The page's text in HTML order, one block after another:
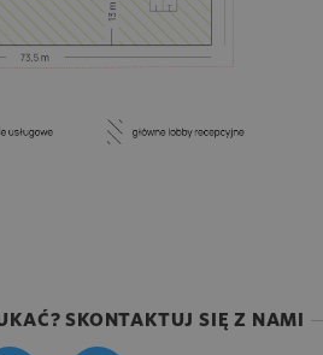
SKONTAKTUJ SIĘ Z NAMI